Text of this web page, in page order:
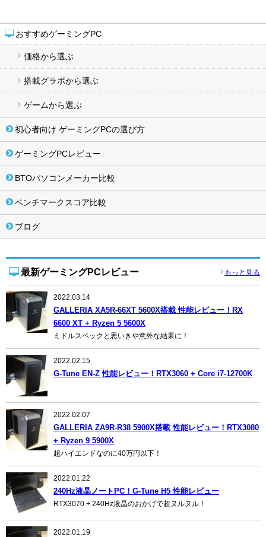
おすすめゲーミングPC
価格から選ぶ
搭載グラボから選ぶ
ゲームから選ぶ
初心者向け ゲーミングPCの選び方
ゲーミングPCレビュー
BTOパソコンメーカー比較
ベンチマークスコア比較
ブログ
最新ゲーミングPCレビュー もっと見る
2022.03.14
GALLERIA XA5R-66XT 5600X搭載 性能レビュー！RX
6600 XT + Ryzen 5 5600X
ミドルスペックと思いきや意外な結果に！
2022.02.15
G-Tune EN-Z 性能レビュー！RTX3060 + Core i7-12700K
2022.02.07
GALLERIA ZA9R-R38 5900X搭載 性能レビュー！RTX3080
+ Ryzen 9 5900X
超ハイエンドなのに40万円以下！
2022.01.22
240Hz液晶ノートPC！G-Tune H5 性能レビュー
RTX3070 + 240Hz液晶のおかげで超ヌルヌル！
2022.01.19